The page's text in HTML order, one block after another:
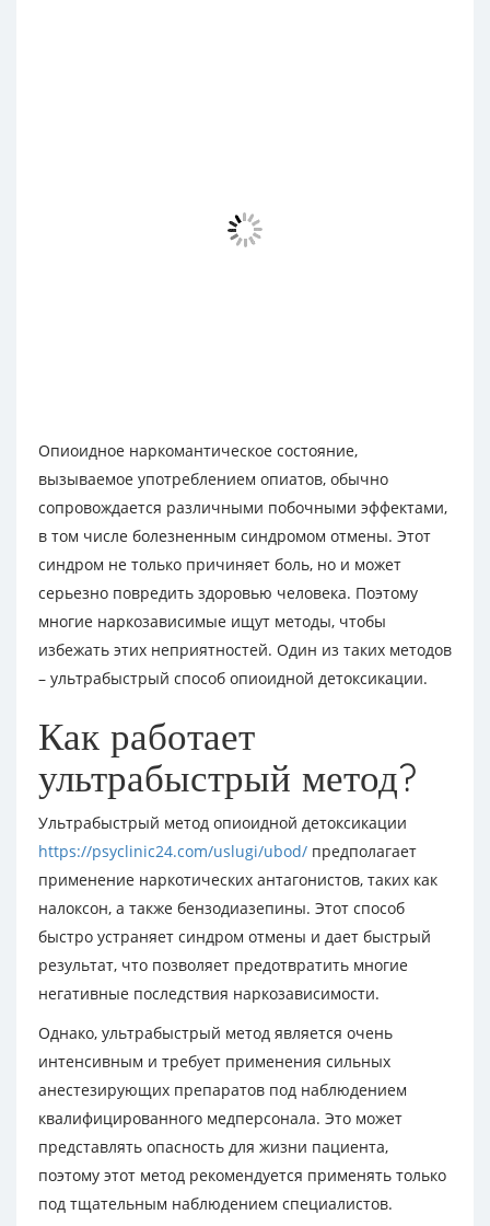
Опиоидное наркомантическое состояние,
вызываемое употреблением опиатов, обычно
сопровождается различными побочными эффектами,
в том числе болезненным синдромом отмены. Этот
синдром не только причиняет боль, но и может
серьезно повредить здоровью человека. Поэтому
многие наркозависимые ищут методы, чтобы
избежать этих неприятностей. Один из таких методов
– ультрабыстрый способ опиоидной детоксикации.
Как работает
ультрабыстрый метод?
Ультрабыстрый метод опиоидной детоксикации
https://psyclinic24.com/uslugi/ubod/ предполагает
применение наркотических антагонистов, таких как
налоксон, а также бензодиазепины. Этот способ
быстро устраняет синдром отмены и дает быстрый
результат, что позволяет предотвратить многие
негативные последствия наркозависимости.
Однако, ультрабыстрый метод является очень
интенсивным и требует применения сильных
анестезирующих препаратов под наблюдением
квалифицированного медперсонала. Это может
представлять опасность для жизни пациента,
поэтому этот метод рекомендуется применять только
под тщательным наблюдением специалистов.